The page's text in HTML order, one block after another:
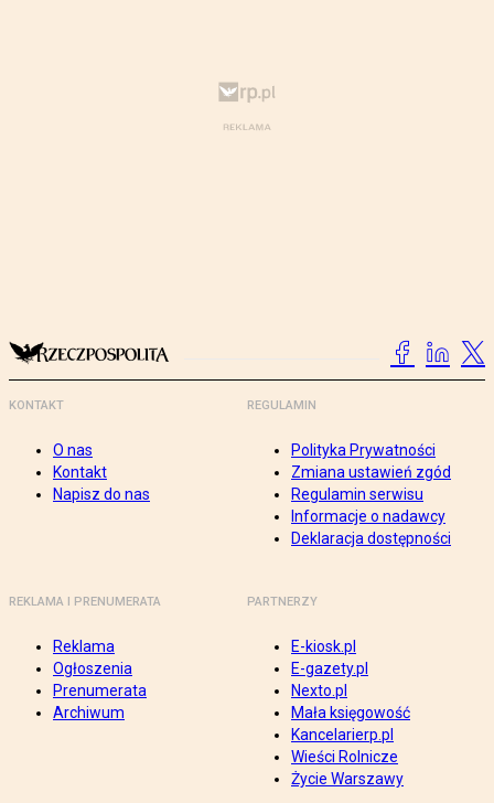
KONTAKT
O nas
Kontakt
Napisz do nas
REGULAMIN
Polityka Prywatności
Zmiana ustawień zgód
Regulamin serwisu
Informacje o nadawcy
Deklaracja dostępności
REKLAMA I PRENUMERATA
Reklama
Ogłoszenia
Prenumerata
Archiwum
PARTNERZY
E-kiosk.pl
E-gazety.pl
Nexto.pl
Mała księgowość
Kancelarierp.pl
Wieści Rolnicze
Życie Warszawy